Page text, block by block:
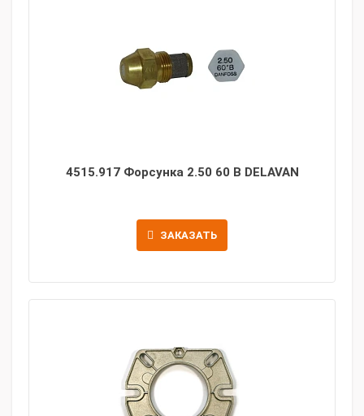
4515.917 Форсунка 2.50 60 B DELAVAN
ЗАКАЗАТЬ